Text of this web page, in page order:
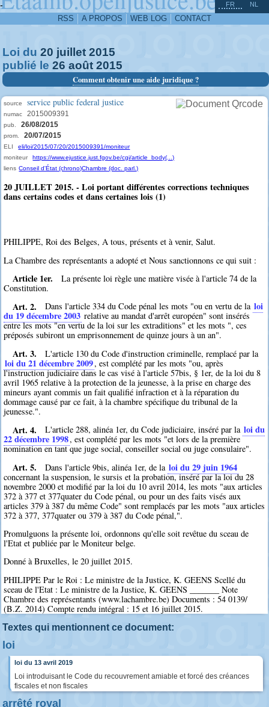
-
RSS A PROPOS WEB LOG CONTACT
FR NL
Loi du 20 juillet 2015
publié le 26 août 2015
Comment obtenir une aide juridique ?
source service public federal justice
numac 2015009391
pub. 26/08/2015
prom. 20/07/2015
ELI
eli/loi/2015/07/20/2015009391/moniteur
moniteur
https://www.ejustice.just.fgov.be/cgi/article_body(...)
liens Conseil d'État (chrono)Chambre (doc. parl.)
20 JUILLET 2015. - Loi portant différentes corrections techniques
dans certains codes et dans certaines lois (1)
PHILIPPE, Roi des Belges, A tous, présents et à venir, Salut.
La Chambre des représentants a adopté et Nous sanctionnons ce qui suit :
Article 1er.
La présente loi règle une matière visée à l'article 74 de la
Constitution.
Art. 2. Dans l'article 334 du Code pénal les mots "ou en vertu de la loi
du 19 décembre 2003 relative au mandat d'arrêt européen" sont insérés
entre les mots "en vertu de la loi sur les extraditions" et les mots ", ces
préposés subiront un emprisonnement de quinze jours à un an".
Art. 3. L'article 130 du Code d'instruction criminelle, remplacé par la
loi du 21 décembre 2009, est complété par les mots "ou, après
l'instruction judiciaire dans le cas visé à l'article 57bis, § 1er, de la loi du 8
avril 1965 relative à la protection de la jeunesse, à la prise en charge des
mineurs ayant commis un fait qualifié infraction et à la réparation du
dommage causé par ce fait, à la chambre spécifique du tribunal de la
jeunesse.".
Art. 4. L'article 288, alinéa 1er, du Code judiciaire, inséré par la loi du
22 décembre 1998, est complété par les mots "et lors de la première
nomination en tant que juge social, conseiller social ou juge consulaire".
Art. 5. Dans l'article 9bis, alinéa 1er, de la loi du 29 juin 1964
concernant la suspension, le sursis et la probation, inséré par la loi du 28
novembre 2000 et modifié par la loi du 10 avril 2014, les mots "aux articles
372 à 377 et 377quater du Code pénal, ou pour un des faits visés aux
articles 379 à 387 du même Code" sont remplacés par les mots "aux articles
372 à 377, 377quater ou 379 à 387 du Code pénal,".
Promulguons la présente loi, ordonnons qu'elle soit revêtue du sceau de
l'Etat et publiée par le Moniteur belge.
Donné à Bruxelles, le 20 juillet 2015.
PHILIPPE Par le Roi : Le ministre de la Justice, K. GEENS Scellé du
sceau de l'Etat : Le ministre de la Justice, K. GEENS _______ Note
Chambre des représentants (www.lachambre.be) Documents : 54 0139/
(B.Z. 2014) Compte rendu intégral : 15 et 16 juillet 2015.
Textes qui mentionnent ce document:
loi
loi du 13 avril 2019
Loi introduisant le Code du recouvrement amiable et forcé des créances
fiscales et non fiscales
arrêté royal
^